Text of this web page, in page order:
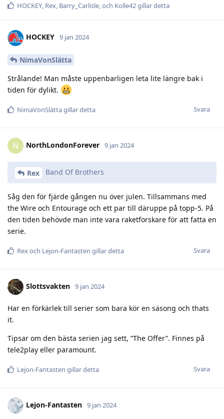
HOCKEY, Rex, Barry_Carlisle, och Kolle42gillar detta
HOCKEY 9 jan 2024
NimaVonSlätta
Strålande! Man måste uppenbarligen leta lite längre bak i
tiden för dylikt.
Svara
NimaVonSlättagillar detta
N NorthLondonForever 9 jan 2024
Rex Band Of Brothers
Såg den för fjärde gången nu över julen. Tillsammans med
the Wire och Entourage och ett par till däruppe på topp-5. På
den tiden behövde man inte vara raketforskare för att fatta en
serie.
Svara
Rexoch Lejon-Fantasten gillar detta
Slottsvakten 9 jan 2024
Har en förkärlek till serier som bara kör en säsong och thats
it.
Tipsar om den bästa serien jag sett, ”The Offer”. Finnes på
tele2play eller paramount.
Svara
Lejon-Fantasten gillar detta
Lejon-Fantasten 9 jan 2024